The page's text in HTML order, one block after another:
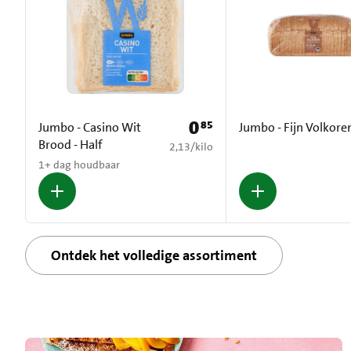
Jumbo - Casino Wit
Brood - Half
1+ dag houdbaar
Prijs: € 0,85
085
€ 2,13 per kilo
2,13/kilo
Jumbo - Fijn
Ontdek het volledige assortiment